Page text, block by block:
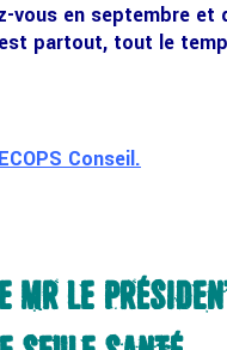
en septembre et
partout, tout le
ECOPS Conseil.
MR LE